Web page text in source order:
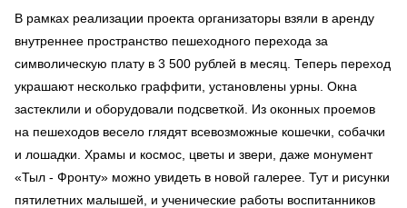
В рамках реализации проекта организаторы взяли в аренду
внутреннее пространство пешеходного перехода за
символическую плату в 3 500 рублей в месяц. Теперь переход
украшают несколько граффити, установлены урны. Окна
застеклили и оборудовали подсветкой. Из оконных проемов
на пешеходов весело глядят всевозможные кошечки, собачки
и лошадки. Храмы и космос, цветы и звери, даже монумент
«Тыл - Фронту» можно увидеть в новой галерее. Тут и рисунки
пятилетних малышей, и ученические работы воспитанников